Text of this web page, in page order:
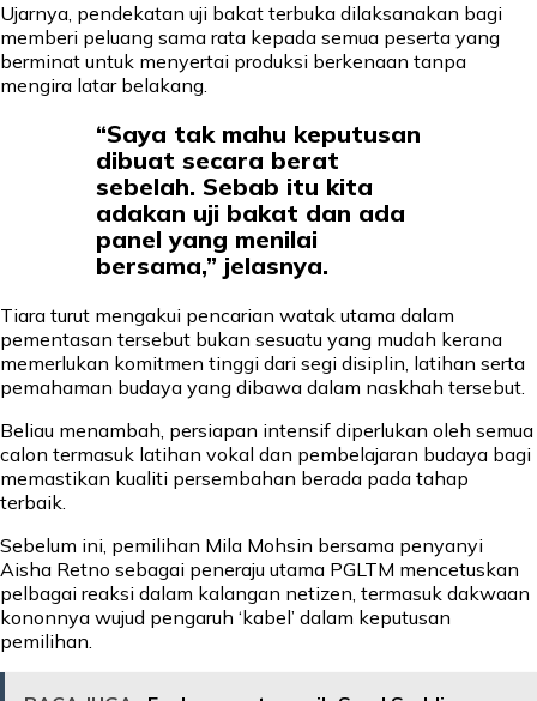
Ujarnya, pendekatan uji bakat terbuka dilaksanakan bagi
memberi peluang sama rata kepada semua peserta yang
berminat untuk menyertai produksi berkenaan tanpa
mengira latar belakang.
“Saya tak mahu keputusan
dibuat secara berat
sebelah. Sebab itu kita
adakan uji bakat dan ada
panel yang menilai
bersama,” jelasnya.
Tiara turut mengakui pencarian watak utama dalam
pementasan tersebut bukan sesuatu yang mudah kerana
memerlukan komitmen tinggi dari segi disiplin, latihan serta
pemahaman budaya yang dibawa dalam naskhah tersebut.
Beliau menambah, persiapan intensif diperlukan oleh semua
calon termasuk latihan vokal dan pembelajaran budaya bagi
memastikan kualiti persembahan berada pada tahap
terbaik.
Sebelum ini, pemilihan Mila Mohsin bersama penyanyi
Aisha Retno sebagai peneraju utama PGLTM mencetuskan
pelbagai reaksi dalam kalangan netizen, termasuk dakwaan
kononnya wujud pengaruh ‘kabel’ dalam keputusan
pemilihan.